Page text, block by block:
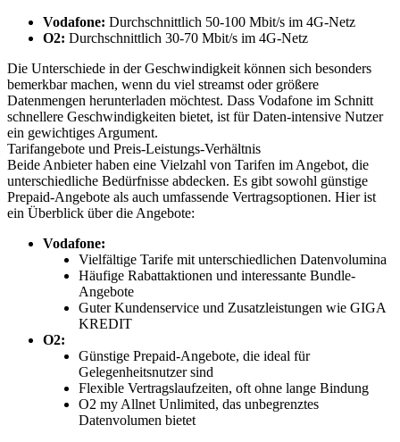
Vodafone: Durchschnittlich 50-100 Mbit/s im 4G-Netz
O2: Durchschnittlich 30-70 Mbit/s im 4G-Netz
Die Unterschiede in der Geschwindigkeit können sich besonders
bemerkbar machen, wenn du viel streamst oder größere
Datenmengen herunterladen möchtest. Dass Vodafone im Schnitt
schnellere Geschwindigkeiten bietet, ist für Daten-intensive Nutzer
ein gewichtiges Argument.
Tarifangebote und Preis-Leistungs-Verhältnis
Beide Anbieter haben eine Vielzahl von Tarifen im Angebot, die
unterschiedliche Bedürfnisse abdecken. Es gibt sowohl günstige
Prepaid-Angebote als auch umfassende Vertragsoptionen. Hier ist
ein Überblick über die Angebote:
Vodafone:
Vielfältige Tarife mit unterschiedlichen Datenvolumina
Häufige Rabattaktionen und interessante Bundle-
Angebote
Guter Kundenservice und Zusatzleistungen wie GIGA
KREDIT
O2:
Günstige Prepaid-Angebote, die ideal für
Gelegenheitsnutzer sind
Flexible Vertragslaufzeiten, oft ohne lange Bindung
O2 my Allnet Unlimited, das unbegrenztes
Datenvolumen bietet